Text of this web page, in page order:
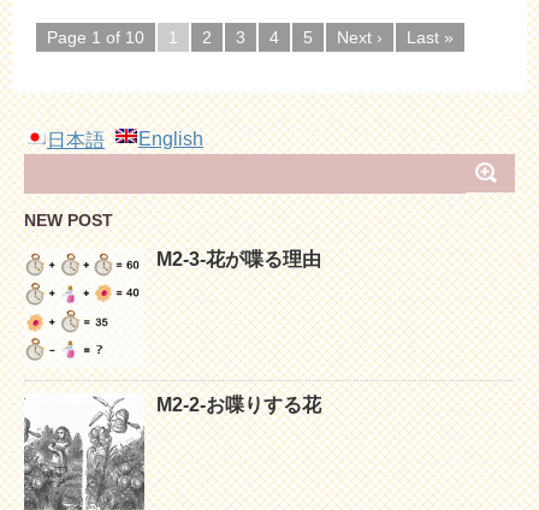
Page 1 of 10 1 2 3 4 5 Next › Last »
日本語 English
NEW POST
M2-3-花が喋る理由
M2-2-お喋りする花